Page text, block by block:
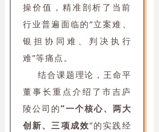
操价值，精准剖析了当前
行业普遍面临的“立案难、
银担协同难、判决执行
难”等痛点。
结合课题理论，王命平
董事长重点介绍了市吉庐
陵公司的“一个核心、两大
创新、三项成效”的实践经